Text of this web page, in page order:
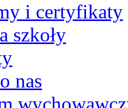
i certyfikaty
szkoły
nas